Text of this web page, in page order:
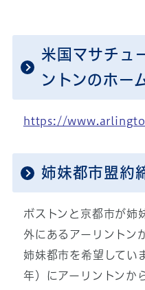
米国マサチュ
ントンのホー
https://
姉妹都市盟約
ボストンと京都市が姉
外にあるアーリントン
姉妹都市を希望して
年）にアーリントンか